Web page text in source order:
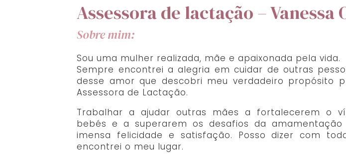
Assessora de lactação – Vanessa
Sobre mim:
Sou uma mulher realizada, mãe e apaixonada pela vida.
Sempre encontrei a alegria em cuidar de outras
desse amor que descobri meu verdadeiro propósito
Assessora de Lactação.
Trabalhar a ajudar outras mães a fortalecerem o
bebés e a superarem os desafios da
imensa felicidade e satisfação. Posso dizer com
encontrei o meu lugar.